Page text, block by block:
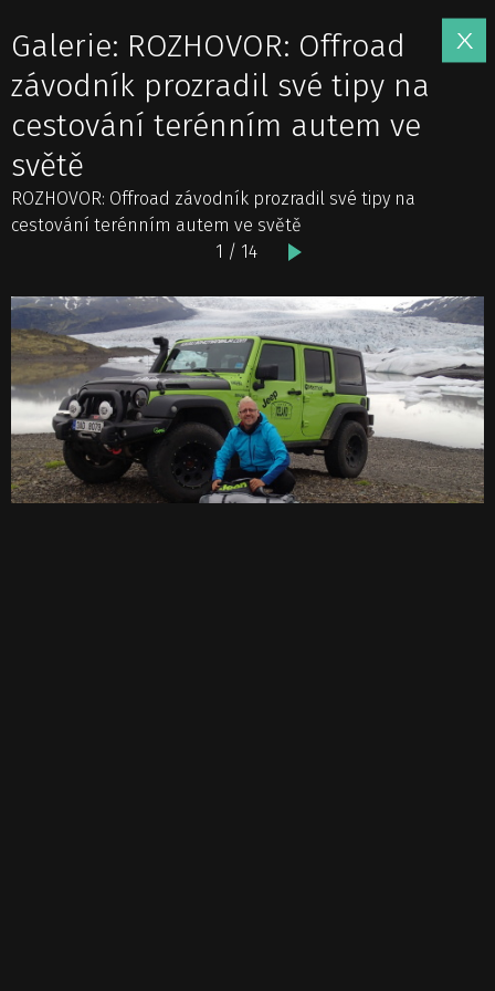
Galerie: ROZHOVOR: Offroad
závodník prozradil své tipy na
cestování terénním autem ve
světě
ROZHOVOR: Offroad závodník prozradil své tipy na
cestování terénním autem ve světě
1 / 14